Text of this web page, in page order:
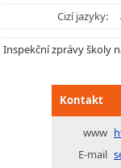
Cizí jazyky:
Inspekční zprávy školy
Kontakt
www
E-mail